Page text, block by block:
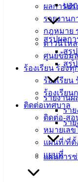
ผลการปร
รายงาน
กฎหมาย
ดาวน์โห
ศูนย์ข้อมู
ร้องเรียน ร้องทุ
ร้องเรียน
ร้องเรีย
ติดต่อเทศบาล
ติดต่อ-สอ
หมายเล
แผนที่/ที่ตั้
แผนที่
บอ
สรุปผลก
สรุ
สรุ
รายงานผ
รา
รา
แผนการ
อิเล็กทรอนิกส์
องค์
ความรู้
(Knowledge
Management)
เทศบาล
สายตรง
นายก
เทศบาล